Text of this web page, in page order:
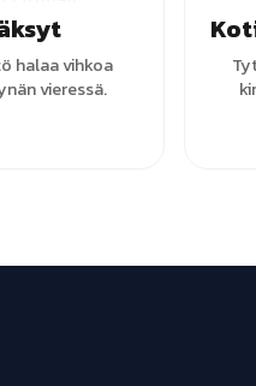
halaa vihkoa
vieressä.